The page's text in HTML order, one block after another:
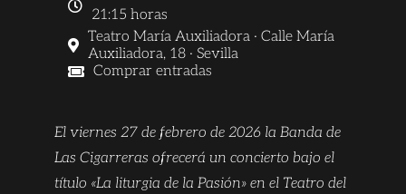
21:15 horas
Teatro María Auxiliadora · Calle María
Auxiliadora, 18 · Sevilla
Comprar entradas
El viernes 27 de febrero de 2026 la Banda de
Las Cigarreras ofrecerá un concierto bajo el
título «La liturgia de la Pasión» en el Teatro del